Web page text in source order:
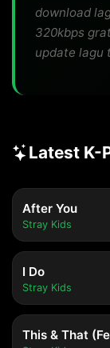
download
320kbps
update lagu
Latest K-
After You
Stray Kids
I Do
Stray Kids
This & That